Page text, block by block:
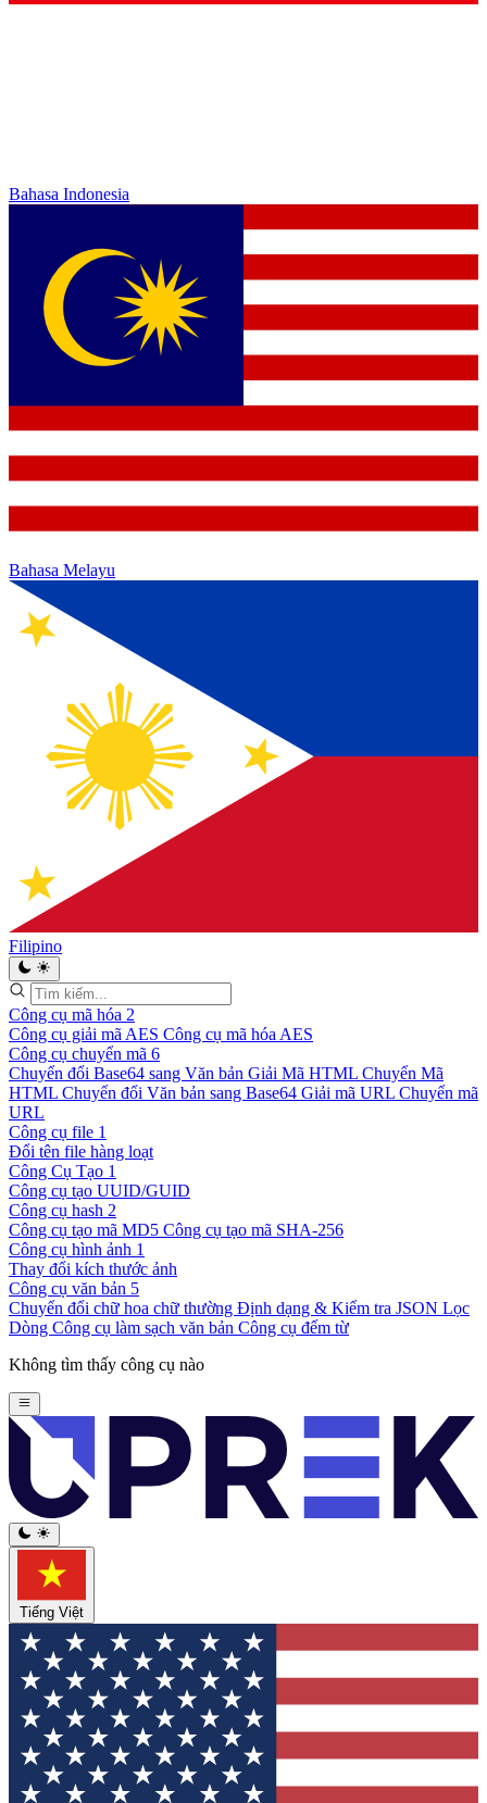
Bahasa Indonesia
Bahasa Melayu
Filipino
Công cụ mã hóa 2
Công cụ giải mã AES Công cụ mã hóa AES
Công cụ chuyển mã 6
Chuyển đổi Base64 sang Văn bản Giải Mã HTML Chuyển Mã
HTML Chuyển đổi Văn bản sang Base64 Giải mã URL Chuyển mã
URL
Công cụ file 1
Đổi tên file hàng loạt
Công Cụ Tạo 1
Công cụ tạo UUID/GUID
Công cụ hash 2
Công cụ tạo mã MD5 Công cụ tạo mã SHA-256
Công cụ hình ảnh 1
Thay đổi kích thước ảnh
Công cụ văn bản 5
Chuyển đổi chữ hoa chữ thường Định dạng & Kiểm tra JSON Lọc
Dòng Công cụ làm sạch văn bản Công cụ đếm từ
Không tìm thấy công cụ nào
Tiếng Việt